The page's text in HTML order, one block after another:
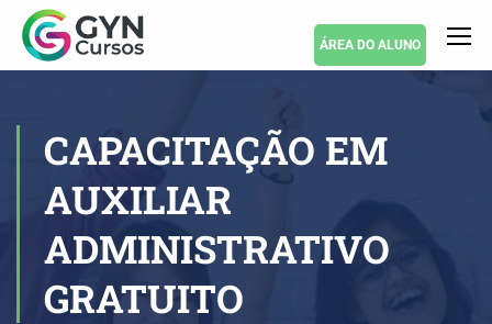
ÁREA DO ALUNO
CAPACITAÇÃO EM
AUXILIAR
ADMINISTRATIVO
GRATUITO